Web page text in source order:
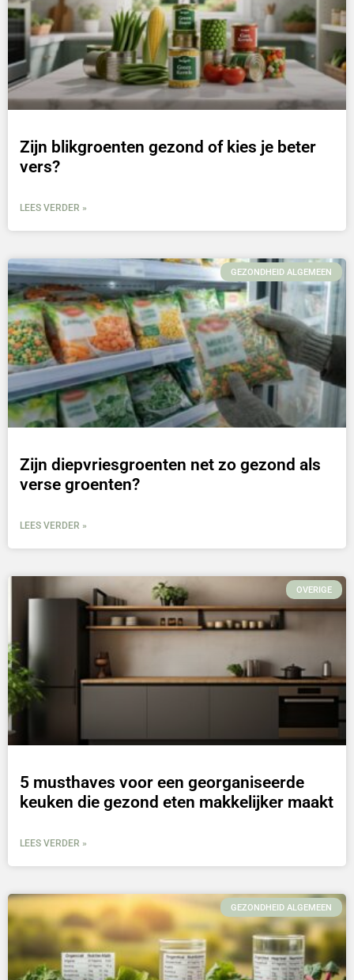
Zijn blikgroenten gezond of kies je beter
vers?
LEES VERDER »
GEZONDHEID ALGEMEEN
Zijn diepvriesgroenten net zo gezond als
verse groenten?
LEES VERDER »
OVERIGE
5 musthaves voor een georganiseerde
keuken die gezond eten makkelijker maakt
LEES VERDER »
GEZONDHEID ALGEMEEN